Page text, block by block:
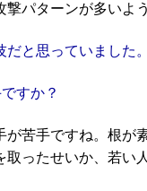
撃パターンが多いよ
と思っていました
すか？
が苦手ですね。根が
取ったせいか、若い